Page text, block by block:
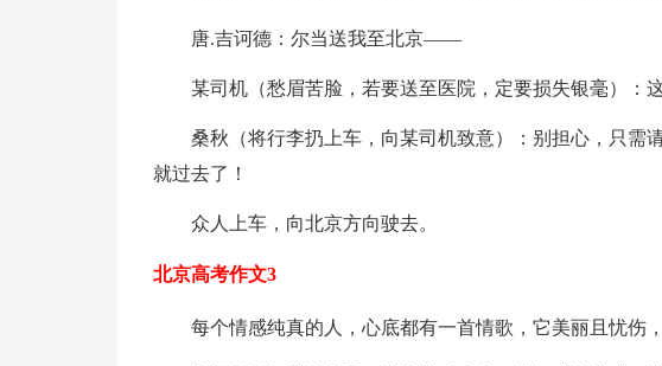
唐.吉诃德：尔当送我至北京——
某司机（愁眉苦脸，若要送至医院，定要损失银毫）
桑秋（将行李扔上车，向某司机致意）：别担心，只需
就过去了！
众人上车，向北京方向驶去。
北京高考作文3
每个情感纯真的人，心底都有一首情歌，它美丽且忧伤